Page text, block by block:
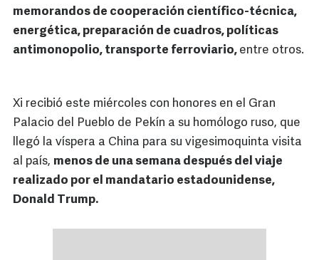
memorandos de cooperación científico-técnica,
energética, preparación de cuadros, políticas
antimonopolio, transporte ferroviario, entre otros.
Xi recibió este miércoles con honores en el Gran
Palacio del Pueblo de Pekín a su homólogo ruso, que
llegó la víspera a China para su vigesimoquinta visita
al país, menos de una semana después del viaje
realizado por el mandatario estadounidense,
Donald Trump.